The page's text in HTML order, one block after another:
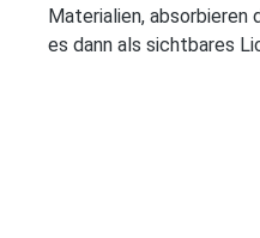
Materialien, absorbieren
es dann als sichtbares